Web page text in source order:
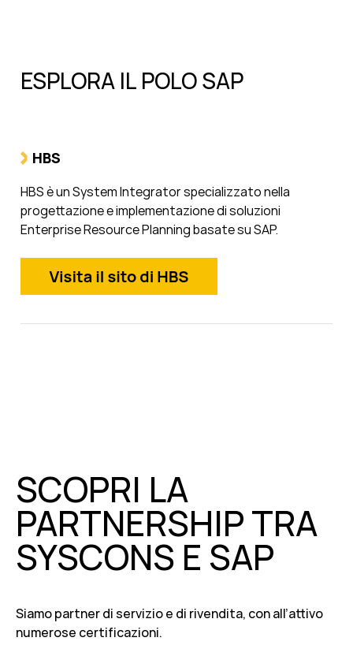
ESPLORA IL POLO SAP
HBS
HBS è un System Integrator specializzato nella
progettazione e implementazione di soluzioni
Enterprise Resource Planning basate su SAP.​
SCOPRI LA
PARTNERSHIP TRA
SYSCONS E SAP
Siamo partner di servizio e di rivendita, con all’attivo
numerose certificazioni.